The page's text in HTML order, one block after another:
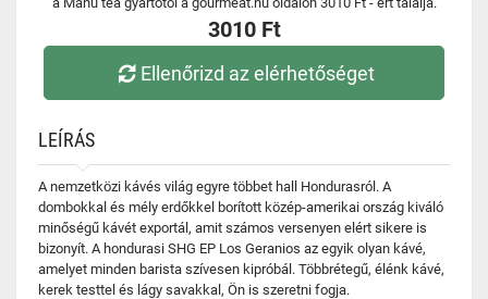
3010 Ft
Ellenőrizd az elérhetőséget
LEÍRÁS
A nemzetközi kávés világ egyre többet hall Hondurasról. A
dombokkal és mély erdőkkel borított közép-amerikai ország kiváló
minőségű kávét exportál, amit számos versenyen elért sikere is
bizonyít. A hondurasi SHG EP Los Geranios az egyik olyan kávé,
amelyet minden barista szívesen kipróbál. Többrétegű, élénk kávé,
kerek testtel és lágy savakkal, Ön is szeretni fogja.